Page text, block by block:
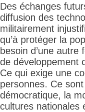
Des échanges
diffusion des
militairement
qu’à protéger la
besoin d’une
de développement
Ce qui exige une
personnes. Ce
démocratique, la
cultures nationales